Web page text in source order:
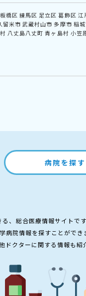
板橋区 練馬区 足立区 葛飾区 江
留米市 武蔵村山市 多摩市 稲
八丈島八丈町 青ヶ島村 小笠
病院を探す
、総合医療情報サイトです
院情報を探すことができ
クターに関する情報も紹